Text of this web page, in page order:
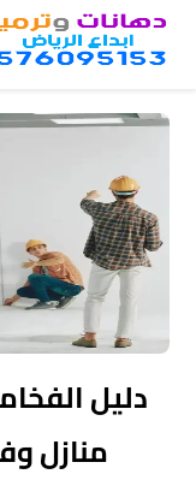
×
الرئيسية
دهانات
داخلية
الرياض
دهانات
الرياض
دليل
منازل